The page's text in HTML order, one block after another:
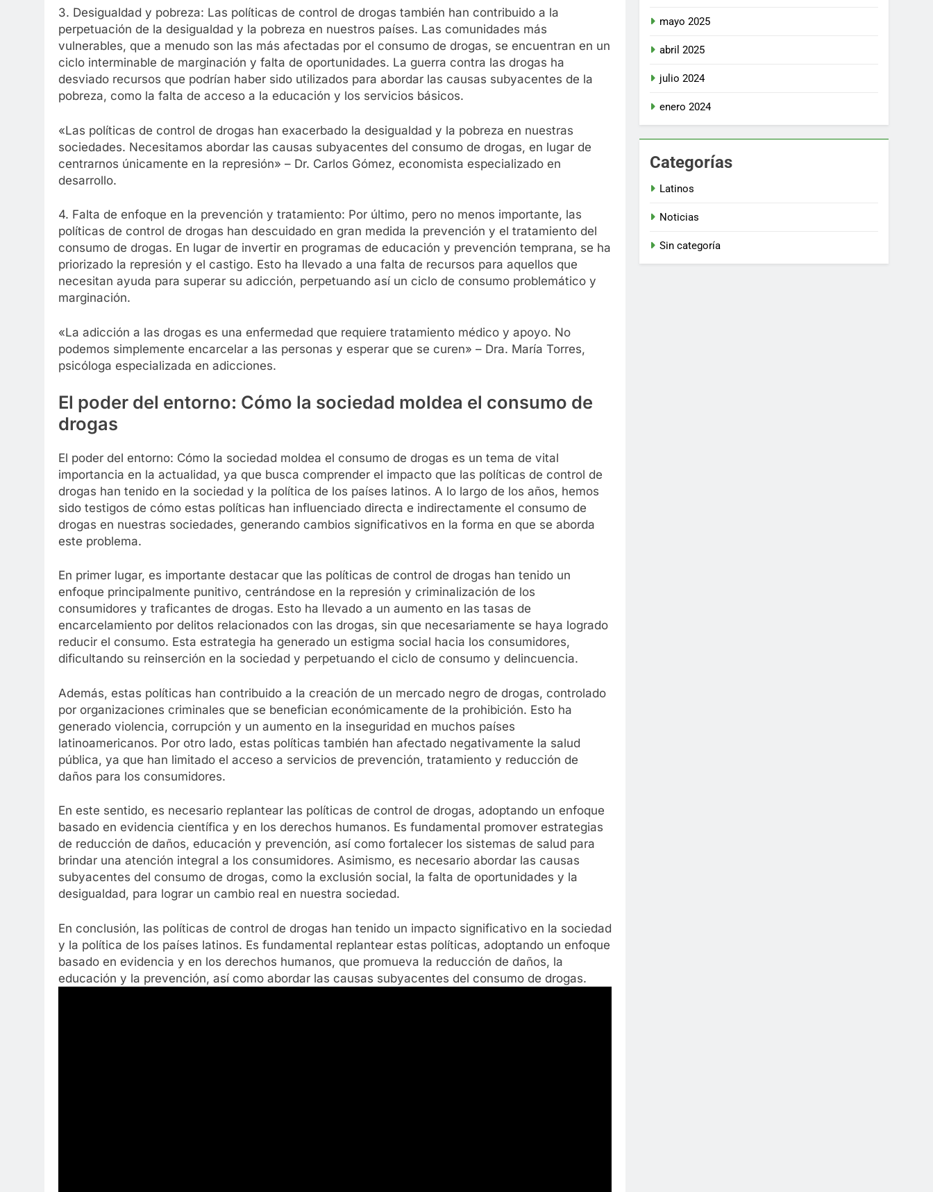
3. Desigualdad y pobreza: Las políticas de control de drogas también han contribuido a la
perpetuación de la desigualdad y la pobreza en nuestros países. Las comunidades más
vulnerables, que a menudo son las más afectadas por el consumo de drogas, se encuentran en un
ciclo interminable de marginación y falta de oportunidades. La guerra contra las drogas ha
desviado recursos que podrían haber sido utilizados para abordar las causas subyacentes de la
pobreza, como la falta de acceso a la educación y los servicios básicos.
«Las políticas de control de drogas han exacerbado la desigualdad y la pobreza en nuestras
sociedades. Necesitamos abordar las causas subyacentes del consumo de drogas, en lugar de
centrarnos únicamente en la represión» – Dr. Carlos Gómez, economista especializado en
desarrollo.
4. Falta de enfoque en la prevención y tratamiento: Por último, pero no menos importante, las
políticas de control de drogas han descuidado en gran medida la prevención y el tratamiento del
consumo de drogas. En lugar de invertir en programas de educación y prevención temprana, se ha
priorizado la represión y el castigo. Esto ha llevado a una falta de recursos para aquellos que
necesitan ayuda para superar su adicción, perpetuando así un ciclo de consumo problemático y
marginación.
«La adicción a las drogas es una enfermedad que requiere tratamiento médico y apoyo. No
podemos simplemente encarcelar a las personas y esperar que se curen» – Dra. María Torres,
psicóloga especializada en adicciones.
El poder del entorno: Cómo la sociedad moldea el consumo de
drogas
El poder del entorno: Cómo la sociedad moldea el consumo de drogas es un tema de vital
importancia en la actualidad, ya que busca comprender el impacto que las políticas de control de
drogas han tenido en la sociedad y la política de los países latinos. A lo largo de los años, hemos
sido testigos de cómo estas políticas han influenciado directa e indirectamente el consumo de
drogas en nuestras sociedades, generando cambios significativos en la forma en que se aborda
este problema.
En primer lugar, es importante destacar que las políticas de control de drogas han tenido un
enfoque principalmente punitivo, centrándose en la represión y criminalización de los
consumidores y traficantes de drogas. Esto ha llevado a un aumento en las tasas de
encarcelamiento por delitos relacionados con las drogas, sin que necesariamente se haya logrado
reducir el consumo. Esta estrategia ha generado un estigma social hacia los consumidores,
dificultando su reinserción en la sociedad y perpetuando el ciclo de consumo y delincuencia.
Además, estas políticas han contribuido a la creación de un mercado negro de drogas, controlado
por organizaciones criminales que se benefician económicamente de la prohibición. Esto ha
generado violencia, corrupción y un aumento en la inseguridad en muchos países
latinoamericanos. Por otro lado, estas políticas también han afectado negativamente la salud
pública, ya que han limitado el acceso a servicios de prevención, tratamiento y reducción de
daños para los consumidores.
En este sentido, es necesario replantear las políticas de control de drogas, adoptando un enfoque
basado en evidencia científica y en los derechos humanos. Es fundamental promover estrategias
de reducción de daños, educación y prevención, así como fortalecer los sistemas de salud para
brindar una atención integral a los consumidores. Asimismo, es necesario abordar las causas
subyacentes del consumo de drogas, como la exclusión social, la falta de oportunidades y la
desigualdad, para lograr un cambio real en nuestra sociedad.
En conclusión, las políticas de control de drogas han tenido un impacto significativo en la sociedad
y la política de los países latinos. Es fundamental replantear estas políticas, adoptando un enfoque
basado en evidencia y en los derechos humanos, que promueva la reducción de daños, la
educación y la prevención, así como abordar las causas subyacentes del consumo de drogas.
mayo 2025
abril 2025
julio 2024
enero 2024
Categorías
Latinos
Noticias
Sin categoría